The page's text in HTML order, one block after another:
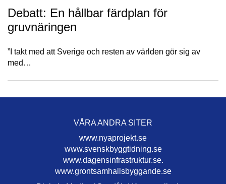
Debatt: En hållbar färdplan för
gruvnäringen
”I takt med att Sverige och resten av världen gör sig av
med…
VÅRA ANDRA SITER
www.nyaprojekt.se
www.svenskbyggtidning.se
www.dagensinfrastruktur.se.
www.grontsamhallsbyggande.se